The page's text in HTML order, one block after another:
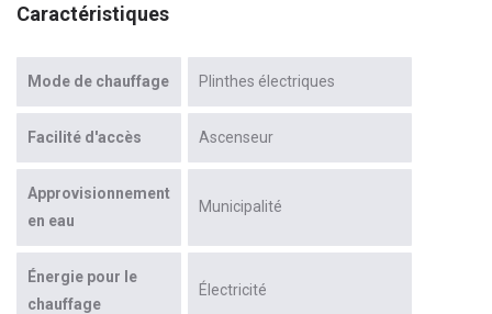
Caractéristiques
Mode de chauffage Plinthes électriques
Facilité d'accès Ascenseur
Approvisionnement
en eau
Municipalité
Énergie pour le
chauffage
Électricité